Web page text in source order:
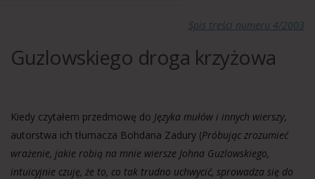
Spis treści numeru 4/2003
Guzlowskiego droga krzyżowa
Kiedy czytałem przedmowę do Języka mułów i innych wierszy,
autorstwa ich tłumacza Bohdana Zadury (Próbując zrozumieć
wrażenie, jakie robią na mnie wiersze Johna Guzlowskiego,
intuicyjnie czuję, że to, co tak trudno uchwycić, sprowadza się do